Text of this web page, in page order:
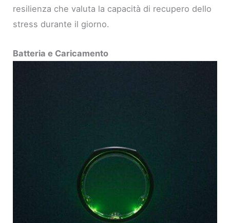
resilienza che valuta la capacità di recupero dello
stress durante il giorno.
Batteria e Caricamento